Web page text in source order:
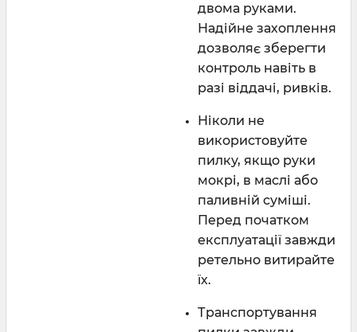
двома руками.
Надійне захоплення
дозволяє зберегти
контроль навіть в
разі віддачі, ривків.
Ніколи не
використовуйте
пилку, якщо руки
мокрі, в маслі або
паливній суміші.
Перед початком
експлуатації завжди
ретельно витирайте
їх.
Транспортування